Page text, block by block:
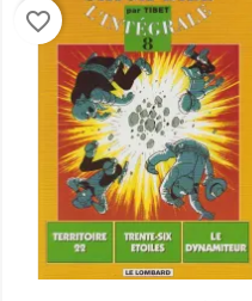
favorite_border